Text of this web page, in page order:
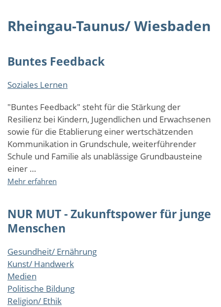
Rheingau-Taunus/ Wiesbaden
Buntes Feedback
Soziales Lernen
"Buntes Feedback" steht für die Stärkung der
Resilienz bei Kindern, Jugendlichen und Erwachsenen
sowie für die Etablierung einer wertschätzenden
Kommunikation in Grundschule, weiterführender
Schule und Familie als unablässige Grundbausteine
einer …
Mehr erfahren
NUR MUT - Zukunftspower für junge
Menschen
Gesundheit/ Ernährung
Kunst/ Handwerk
Medien
Politische Bildung
Religion/ Ethik